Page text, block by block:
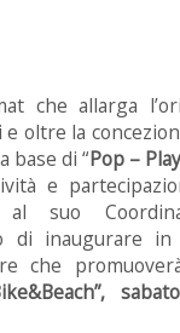
che allarga
oltre la
base di “Pop –
e
al suo
di inaugurare in
che